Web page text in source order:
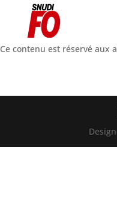
Ce contenu est réservé aux